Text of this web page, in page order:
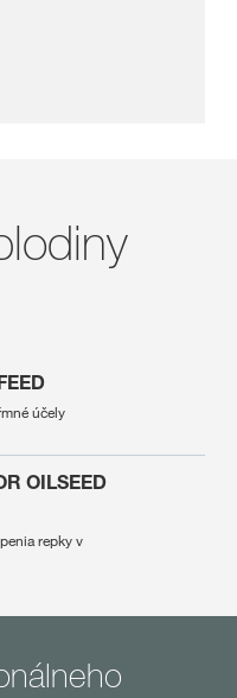
účely
OILSEED
repky v